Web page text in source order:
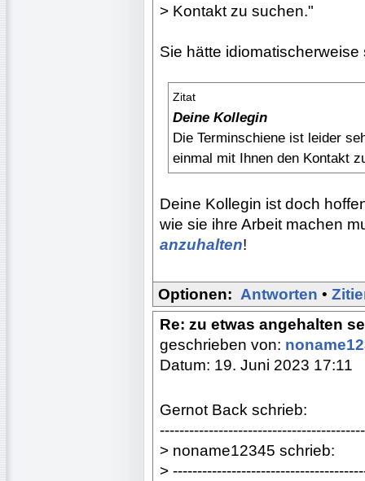
> Kontakt zu suchen."
Sie hätte idiomatischerweise
Zitat
Deine Kollegin
Die Terminschiene ist leider
einmal mit Ihnen den Kontakt
Deine Kollegin ist doch
wie sie ihre Arbeit machen
anzuhalten!
Optionen: Antworten •
Re: zu etwas angehalten
geschrieben von:
Datum: 19. Juni 2023 17:11
Gernot Back schrieb:
> noname12345 schrieb:
>